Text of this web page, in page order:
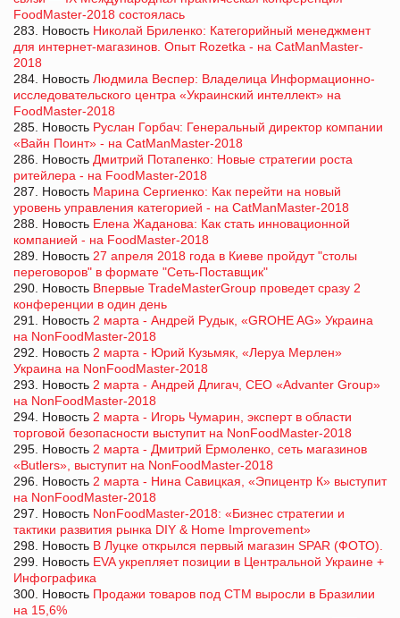
FoodMaster-2018 состоялась
283. Новость Николай Бриленко: Категорийный менеджмент
для интернет-магазинов. Опыт Rozetka - на CatManMaster-
2018
284. Новость Людмила Веспер: Владелица Информационно-
исследовательского центра «Украинский интеллект» на
FoodMaster-2018
285. Новость Руслан Горбач: Генеральный директор компании
«Вайн Поинт» - на CatManMaster-2018
286. Новость Дмитрий Потапенко: Новые стратегии роста
ритейлера - на FoodMaster-2018
287. Новость Марина Сергиенко: Как перейти на новый
уровень управления категорией - на CatManMaster-2018
288. Новость Елена Жаданова: Как стать инновационной
компанией - на FoodMaster-2018
289. Новость 27 апреля 2018 года в Киеве пройдут "столы
переговоров" в формате "Сеть-Поставщик"
290. Новость Впервые TradeMasterGroup проведет сразу 2
конференции в один день
291. Новость 2 марта - Андрей Рудык, «GROHE AG» Украина
на NonFoodMaster-2018
292. Новость 2 марта - Юрий Кузьмяк, «Леруа Мерлен»
Украина на NonFoodMaster-2018
293. Новость 2 марта - Андрей Длигач, CEO «Advanter Group»
на NonFoodMaster-2018
294. Новость 2 марта - Игорь Чумарин, эксперт в области
торговой безопасности выступит на NonFoodMaster-2018
295. Новость 2 марта - Дмитрий Ермоленко, сеть магазинов
«Butlers», выступит на NonFoodMaster-2018
296. Новость 2 марта - Нина Савицкая, «Эпицентр К» выступит
на NonFoodMaster-2018
297. Новость NonFoodMaster-2018: «Бизнес стратегии и
тактики развития рынка DIY & Home Improvement»
298. Новость В Луцке открылся первый магазин SPAR (ФОТО).
299. Новость EVA укрепляет позиции в Центральной Украине +
Инфографика
300. Новость Продажи товаров под СТМ выросли в Бразилии
на 15,6%